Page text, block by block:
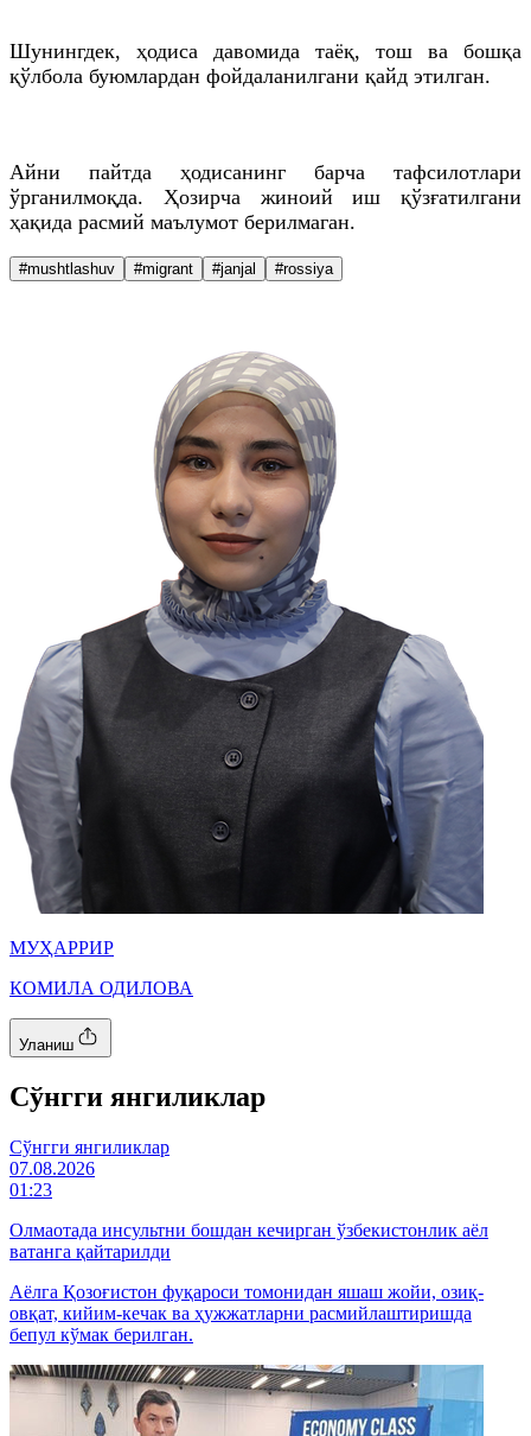
Шунингдек, ҳодиса давомида таёқ, тош ва бошқа
қўлбола буюмлардан фойдаланилгани қайд этилган.
Айни пайтда ҳодисанинг барча тафсилотлари
ўрганилмоқда. Ҳозирча жиноий иш қўзғатилгани
ҳақида расмий маълумот берилмаган.
#mushtlashuv #migrant #janjal #rossiya
МУҲАРРИР
КОМИЛА ОДИЛОВА
Уланиш
Cўнгги янгиликлар
Cўнгги янгиликлар
07.08.2026
01:23
Олмаотада инсультни бошдан кечирган ўзбекистонлик аёл
ватанга қайтарилди
Аёлга Қозоғистон фуқароси томонидан яшаш жойи, озиқ-
овқат, кийим-кечак ва ҳужжатларни расмийлаштиришда
бепул кўмак берилган.